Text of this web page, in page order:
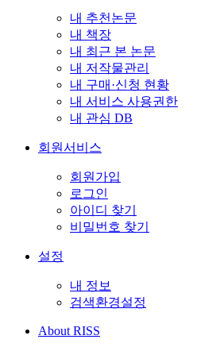
내 추천논문
내 책장
내 최근 본 논문
내 저작물관리
내 구매·신청 현황
내 서비스 사용권한
내 관심 DB
회원서비스
회원가입
로그인
아이디 찾기
비밀번호 찾기
설정
내 정보
검색환경설정
About RISS